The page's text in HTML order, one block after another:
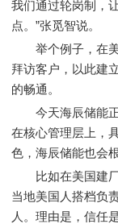
我们通过轮岗制，
点。”张觅智说。
举个例子，在美
拜访客户，以此建
的畅通。
今天海辰储能正
在核心管理层上，
色，海辰储能也会
比如在美国建厂
当地美国人搭档负
人。理由是，信任